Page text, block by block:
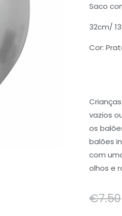
Saco
32cm/
Cor:
vazios
os
balões
com
olhos e
€7.50